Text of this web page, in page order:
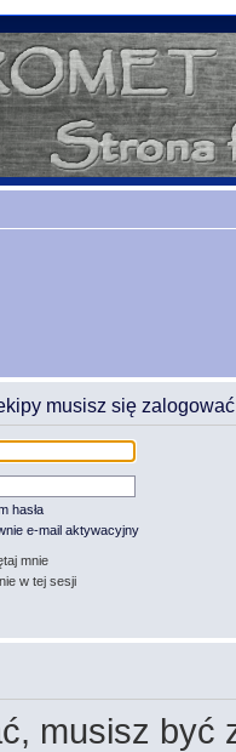
musisz się
hasła
e-mail aktywacyjny
mnie
w tej sesji
musisz być